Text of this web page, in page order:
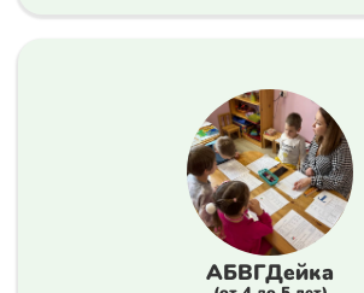
АБВГДейка